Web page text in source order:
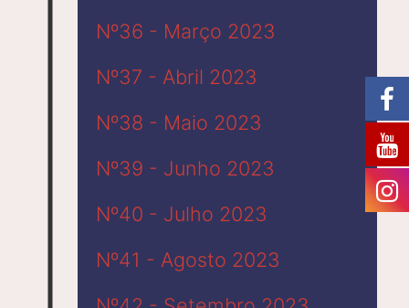
Nº36 - Março 2023
Nº37 - Abril 2023
Nº38 - Maio 2023
Nº39 - Junho 2023
Nº40 - Julho 2023
Nº41 - Agosto 2023